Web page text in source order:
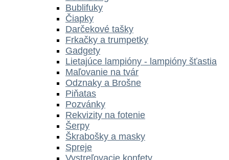
Bublifuky
Čiapky
Darčekové tašky
Frkačky a trumpetky
Gadgety
Lietajúce lampióny - lampióny šťastia
Maľovanie na tvár
Odznaky a Brošne
Piňatas
Pozvánky
Rekvizity na fotenie
Šerpy
Škrabošky a masky
Spreje
Vystreľovacie konfety